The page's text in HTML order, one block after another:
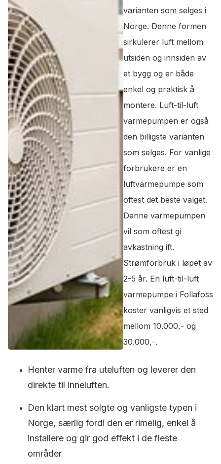
varianten som selges i
Norge. Denne formen
sirkulerer luft mellom
utsiden og innsiden av
et bygg og er både
enkel og praktisk å
montere. Luft-til-luft
varmepumpen er også
den billigste varianten
som selges. For vanlige
forbrukere er en
luftvarmepumpe som
oftest det beste valget.
Denne varmepumpen
vil som oftest gi
avkastning ift.
Strømforbruk i løpet av
2-5 år. En luft-til-luft
varmepumpe i Follafoss
koster vanligvis et sted
mellom 10.000,- og
30.000,-.
Henter varme fra uteluften og leverer den
direkte til inneluften.
Den klart mest solgte og vanligste typen i
Norge, særlig fordi den er rimelig, enkel å
installere og gir god effekt i de fleste
områder